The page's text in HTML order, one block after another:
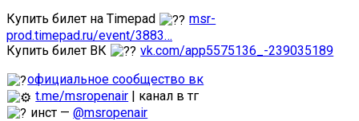
Купить билет на Timepad
msr-
prod.timepad.ru/event/3883…
Купить билет ВК
vk.com/app5575136_-239035189
официальное сообщество вк
t.me/msropenair | канал в тг
инст —@msropenair